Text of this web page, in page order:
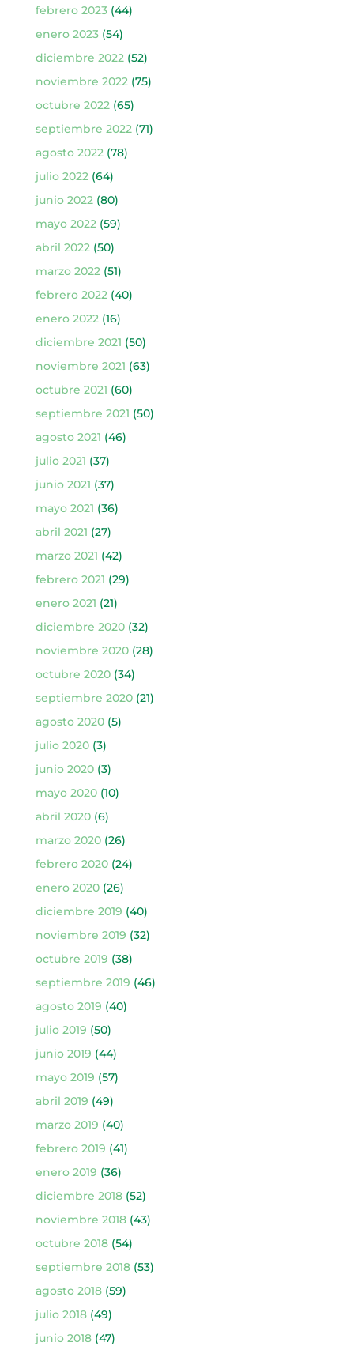
febrero 2023(44)
enero 2023(54)
diciembre 2022(52)
noviembre 2022(75)
octubre 2022(65)
septiembre 2022(71)
agosto 2022(78)
julio 2022(64)
junio 2022(80)
mayo 2022(59)
abril 2022(50)
marzo 2022(51)
febrero 2022(40)
enero 2022(16)
diciembre 2021 (50)
noviembre 2021 (63)
octubre 2021 (60)
septiembre 2021 (50)
agosto 2021 (46)
julio 2021 (37)
junio 2021 (37)
mayo 2021 (36)
abril 2021 (27)
marzo 2021 (42)
febrero 2021 (29)
enero 2021 (21)
diciembre 2020(32)
noviembre 2020(28)
octubre 2020(34)
septiembre 2020(21)
agosto 2020(5)
julio 2020(3)
junio 2020(3)
mayo 2020(10)
abril 2020(6)
marzo 2020(26)
febrero 2020(24)
enero 2020(26)
diciembre 2019 (40)
noviembre 2019 (32)
octubre 2019 (38)
septiembre 2019 (46)
agosto 2019 (40)
julio 2019 (50)
junio 2019 (44)
mayo 2019 (57)
abril 2019 (49)
marzo 2019 (40)
febrero 2019 (41)
enero 2019 (36)
diciembre 2018(52)
noviembre 2018(43)
octubre 2018(54)
septiembre 2018(53)
agosto 2018(59)
julio 2018(49)
junio 2018(47)